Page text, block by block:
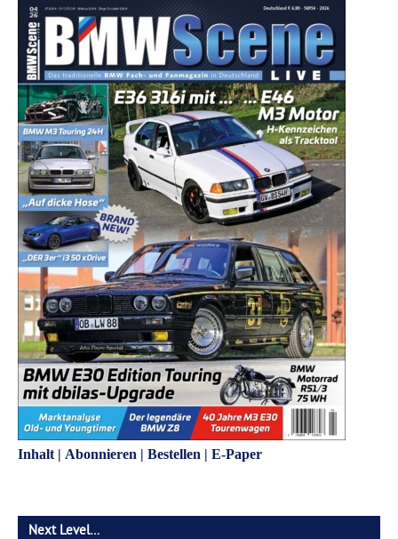
Inhalt | Abonnieren | Bestellen | E-Paper
Next Level…